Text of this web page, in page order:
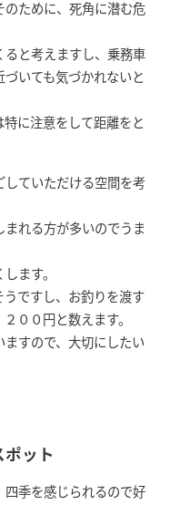
ために、死角に潜む危
と考えますし、乗務車
いても気づかれないと
に注意をして距離をと
ていただける空間を考
れる方が多いのでうま
ます。
ですし、お釣りを渡す
００円と数えます。
ますので、大切にしたい
ット
季を感じられるので好